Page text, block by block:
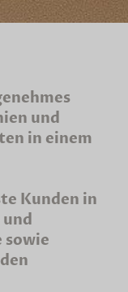
und
in einem
Kunden in